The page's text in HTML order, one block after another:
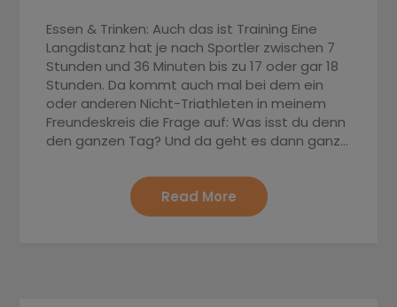
Essen & Trinken: Auch das ist Training Eine
Langdistanz hat je nach Sportler zwischen 7
Stunden und 36 Minuten bis zu 17 oder gar 18
Stunden. Da kommt auch mal bei dem ein
oder anderen Nicht-Triathleten in meinem
Freundeskreis die Frage auf: Was isst du denn
den ganzen Tag? Und da geht es dann ganz…
Read More